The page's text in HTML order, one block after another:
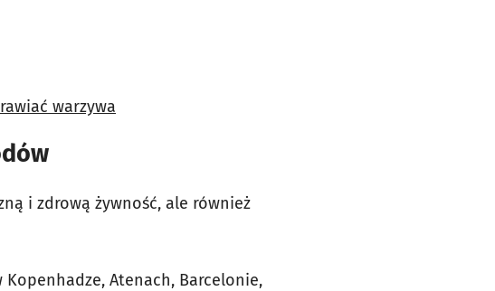
warzywa
i zdrową żywność, ale również
Atenach, Barcelonie,